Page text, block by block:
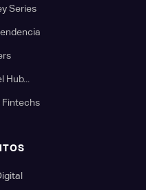
Series
Fintechs